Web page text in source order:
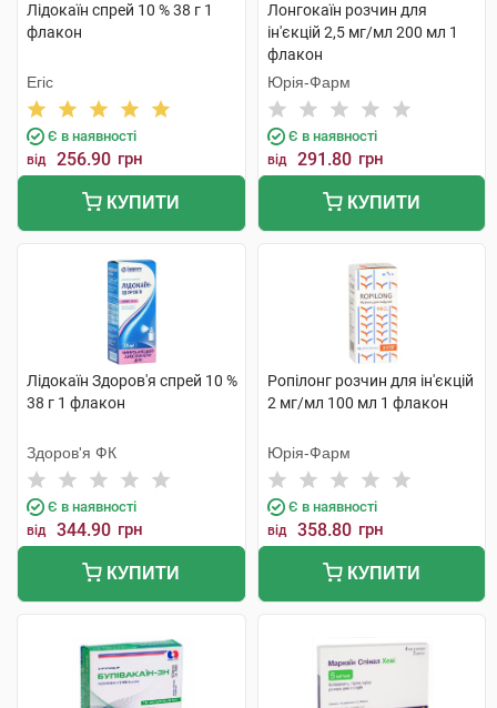
Лідокаїн спрей 10 % 38 г 1
флакон
Егіс
Є в наявності
від 256.90 грн
КУПИТИ
Лонгокаїн розчин для
ін'єкцій 2,5 мг/мл 200 мл 1
флакон
Юрія-Фарм
Є в наявності
від 291.80 грн
КУПИТИ
Лідокаїн Здоров'я спрей 10 %
38 г 1 флакон
Здоров'я ФК
Є в наявності
від 344.90 грн
КУПИТИ
Ропілонг розчин для ін'єкцій
2 мг/мл 100 мл 1 флакон
Юрія-Фарм
Є в наявності
від 358.80 грн
КУПИТИ